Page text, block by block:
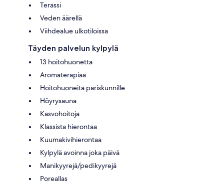
Terassi
Veden äärellä
Viihdealue ulkotiloissa
Täyden palvelun kylpylä
13 hoitohuonetta
Aromaterapiaa
Hoitohuoneita pariskunnille
Höyrysauna
Kasvohoitoja
Klassista hierontaa
Kuumakivihierontaa
Kylpylä avoinna joka päivä
Manikyyrejä/pedikyyrejä
Poreallas